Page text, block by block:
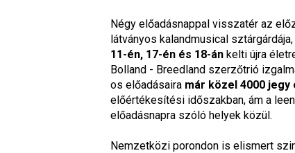
Négy előadásnappal visszatér az
látványos kalandmusical
11-én, 17-én és 18-ánkelti újra
Bolland - Breedland szerzőtrió
os előadásaira már közel 4000 jegy
előértékesítési időszakban, ám a
előadásnapra szóló helyek közül.
Nemzetközi porondon is elismert